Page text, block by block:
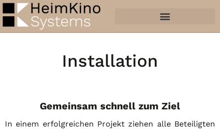
content
Installation
Gemeinsam schnell zum Ziel
In einem erfolgreichen Projekt ziehen alle Beteiligten